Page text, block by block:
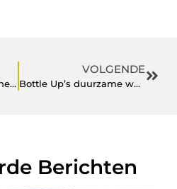
Grote vis gevangen in het park
VOLGENDE
Bottle Up’s duurzame waterfles
Berichten